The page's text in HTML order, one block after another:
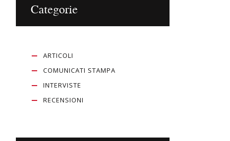
Categorie
ARTICOLI
COMUNICATI STAMPA
INTERVISTE
RECENSIONI